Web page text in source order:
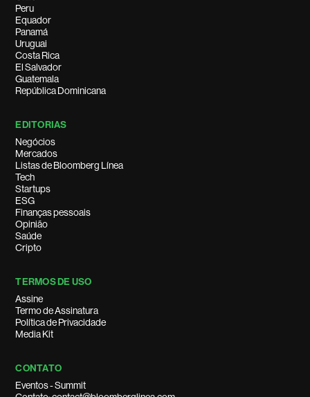
Peru
Equador
Panamá
Uruguai
Costa Rica
El Salvador
Guatemala
República Dominicana
EDITORIAS
Negócios
Mercados
Listas de Bloomberg Línea
Tech
Startups
ESG
Finanças pessoais
Opinião
Saúde
Cripto
TERMOS DE USO
Assine
Termo de Assinatura
Política de Privacidade
Media Kit
CONTATO
Eventos - Summit